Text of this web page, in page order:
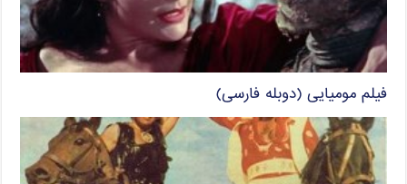
فیلم مومیایی (دوبله فارسی)